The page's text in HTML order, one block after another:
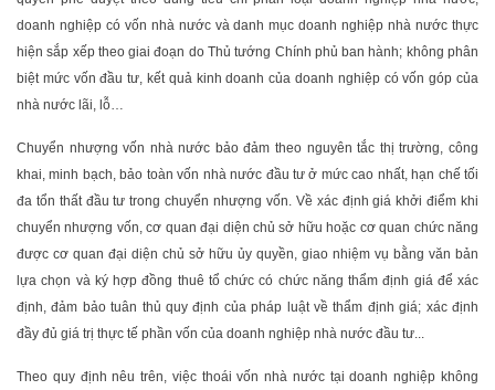
doanh nghiệp có vốn nhà nước và danh mục doanh nghiệp nhà nước thực
hiện sắp xếp theo giai đoạn do Thủ tướng Chính phủ ban hành; không phân
biệt mức vốn đầu tư, kết quả kinh doanh của doanh nghiệp có vốn góp của
nhà nước lãi, lỗ…
Chuyển nhượng vốn nhà nước bảo đảm theo nguyên tắc thị trường, công
khai, minh bạch, bảo toàn vốn nhà nước đầu tư ở mức cao nhất, hạn chế tối
đa tổn thất đầu tư trong chuyển nhượng vốn. Về xác định giá khởi điểm khi
chuyển nhượng vốn, cơ quan đại diện chủ sở hữu hoặc cơ quan chức năng
được cơ quan đại diện chủ sở hữu ủy quyền, giao nhiệm vụ bằng văn bản
lựa chọn và ký hợp đồng thuê tổ chức có chức năng thẩm định giá để xác
định, đảm bảo tuân thủ quy định của pháp luật về thẩm định giá; xác định
đầy đủ giá trị thực tế phần vốn của doanh nghiệp nhà nước đầu tư...
Theo quy định nêu trên, việc thoái vốn nhà nước tại doanh nghiệp không